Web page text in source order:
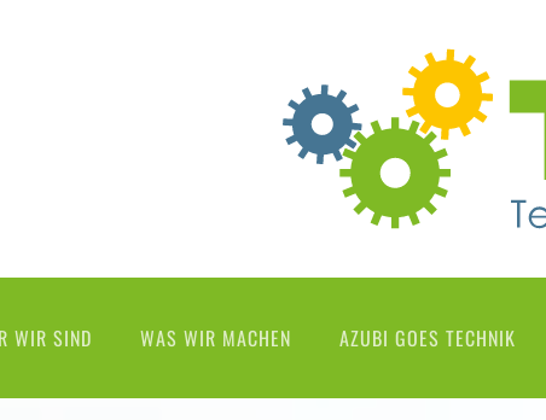
WIR SIND WAS WIR MACHEN AZUBI GOES TECHNIK